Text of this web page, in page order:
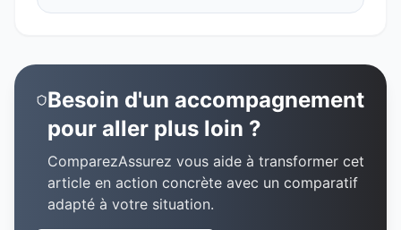
Besoin d'un accompagnement
pour aller plus loin ?
ComparezAssurez vous aide à transformer cet
article en action concrète avec un comparatif
adapté à votre situation.